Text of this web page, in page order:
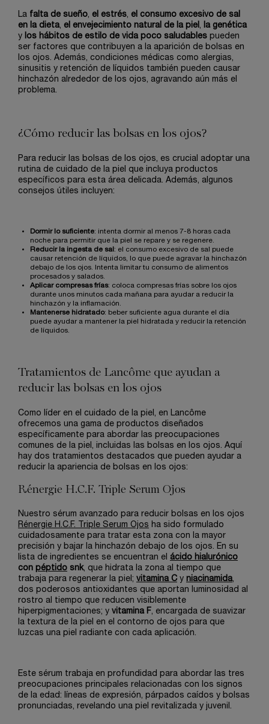
La falta de sueño el estrés el consumo excesivo de sal
en la dieta, el envejecimiento natural de la piel
la genética
y los hábitos de estilo de vida poco saludables pueden
ser factores que contribuyen a la aparición de bolsas en
los ojos. Además, condiciones médicas como alergias,
sinusitis y retención de líquidos también pueden causar
hinchazón alrededor de los ojos, agravando aún más el
problema.
¿Cómo reducir las bolsas en los ojos?
Para reducir las bolsas de los ojos, es crucial adoptar una
rutina de cuidado de la piel que incluya productos
específicos para esta área delicada. Además, algunos
consejos útiles incluyen:
Dormir lo suficiente: intenta dormir al menos 7-8 horas cada
noche para permitir que la piel se repare y se regenere.
Reducir la ingesta de sal : el consumo excesivo de sal puede
causar retención de líquidos, lo que puede agravar la hinchazón
debajo de los ojos. Intenta limitar tu consumo de alimentos
procesados y salados.
Aplicar compresas frías: coloca compresas frías sobre los ojos
durante unos minutos cada mañana para ayudar a reducir la
hinchazón y la inflamación.
Mantenerse hidratado: beber suficiente agua durante el día
puede ayudar a mantener la piel hidratada y reducir la retención
de líquidos.
Tratamientos de Lancôme que ayudan a
reducir las bolsas en los ojos
Como líder en el cuidado de la piel, en Lancôme
ofrecemos una gama de productos diseñados
específicamente para abordar las preocupaciones
comunes de la piel, incluidas las bolsas en los ojos. Aquí
hay dos tratamientos destacados que pueden ayudar a
reducir la apariencia de bolsas en los ojos:
Rénergie H.C.F. Triple Serum Ojos
Nuestro sérum avanzado para reducir bolsas en los ojos
Rénergie H.C.F. Triple Serum Ojos ha sido formulado
cuidadosamente para tratar esta zona con la mayor
precisión y bajar la hinchazón debajo de los ojos. En su
lista de ingredientes se encuentran el ácido hialurónico
con péptido snk, que hidrata la zona al tiempo que
trabaja para regenerar la piel; vitamina C y niacinamida,
dos poderosos antioxidantes que aportan luminosidad al
rostro al tiempo que reducen visiblemente
hiperpigmentaciones; y vitamina F , encargada de suavizar
la textura de la piel en el contorno de ojos para que
luzcas una piel radiante con cada aplicación.
Este sérum trabaja en profundidad para abordar las tres
preocupaciones principales relacionadas con los signos
de la edad: líneas de expresión, párpados caídos y bolsas
pronunciadas, revelando una piel revitalizada y juvenil.